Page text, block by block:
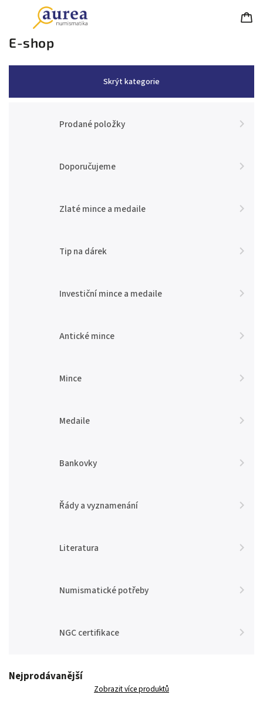
E-shop
Skrýt kategorie
Prodané položky
Doporučujeme
Zlaté mince a medaile
Tip na dárek
Investiční mince a medaile
Antické mince
Mince
Medaile
Bankovky
Řády a vyznamenání
Literatura
Numismatické potřeby
NGC certifikace
Nejprodávanější
Zobrazit více produktů